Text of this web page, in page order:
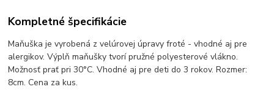
Kompletné špecifikácie
Maňuška je vyrobená z velúrovej úpravy froté - vhodné aj pre
alergikov. Výplň maňušky tvorí pružné polyesterové vlákno.
Možnosť prať pri 30°C. Vhodné aj pre deti do 3 rokov. Rozmer:
8cm. Cena za kus.